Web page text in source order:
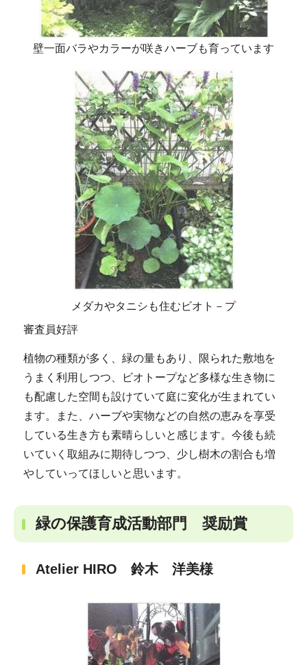
壁一面バラやカラーが咲きハーブも育っています
メダカやタニシも住むビオト－プ
審査員好評
植物の種類が多く、緑の量もあり、限られた敷地を
うまく利用しつつ、ビオトープなど多様な生き物に
も配慮した空間も設けていて庭に変化が生まれてい
ます。また、ハーブや実物などの自然の恵みを享受
している生き方も素晴らしいと感じます。今後も続
いていく取組みに期待しつつ、少し樹木の割合も増
やしていってほしいと思います。
緑の保護育成活動部門 奨励賞
Atelier HIRO 鈴木 洋美様